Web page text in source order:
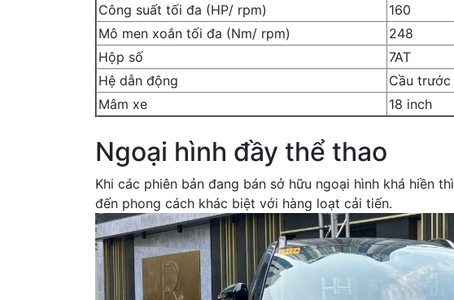
Công suất tối đa (HP/ rpm)
160
Mô men xoắn tối đa (Nm/ rpm)
248
Hộp số
7AT
Hệ dẫn động
Cầu trước
Mâm xe
18 inch
Ngoại hình đầy thể thao
Khi các phiên bản đang bán sở hữu ngoại hình khá hiền thì
đến phong cách khác biệt với hàng loạt cải tiến.